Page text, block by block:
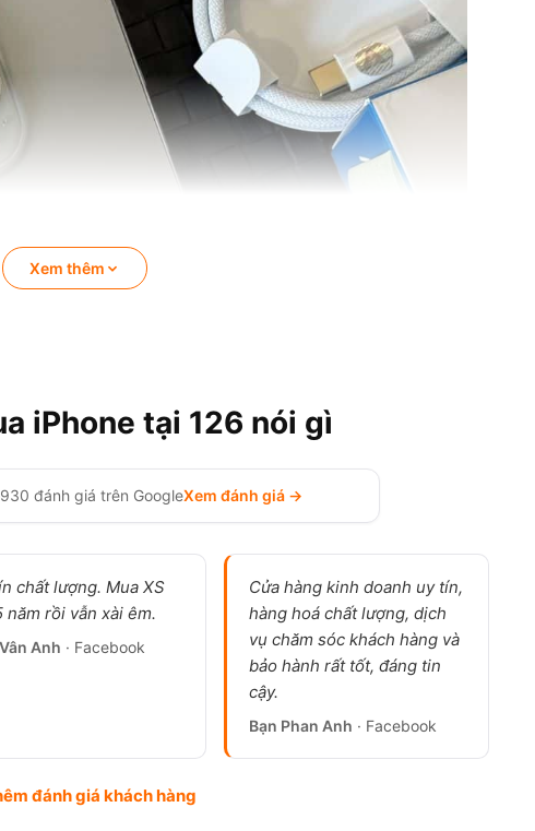
100 lần, ảnh thật tại cửa hàng 126.vn
Xem thêm
iPhone tại 126 nói gì
930 đánh giá trên GoogleXem đánh giá →
chất lượng. Mua XS
năm rồi vẫn xài êm.
Anh · Facebook
Cửa hàng kinh doanh uy tín,
hàng hoá chất lượng, dịch
vụ chăm sóc khách hàng và
bảo hành rất tốt, đáng tin
cậy.
Bạn Phan Anh · Facebook
đánh giá khách hàng